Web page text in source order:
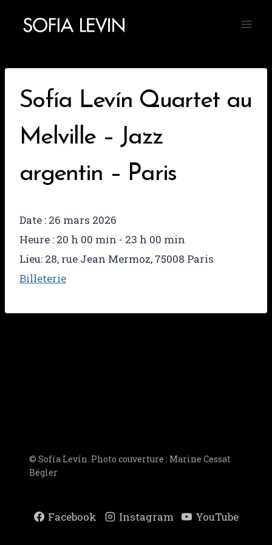
Sofía Levín Quartet au
Melville – Jazz
argentin – Paris
Date : 26 mars 2026
Heure : 20 h 00 min - 23 h 00 min
Lieu: 28, rue Jean Mermoz, 75008 Paris
Billeterie
© Sofía Levín. Photo couverture : Marine Cessat
Bégler
Facebook Instagram YouTube